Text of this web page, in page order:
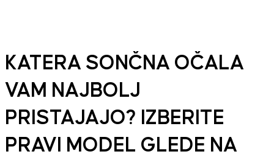
KATERA SONČNA OČALA
VAM NAJBOLJ
PRISTAJAJO? IZBERITE
PRAVI MODEL GLEDE NA